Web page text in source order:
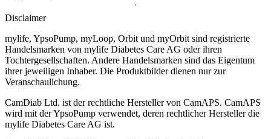
Disclaimer
mylife, YpsoPump, myLoop, Orbit und myOrbit sind registrierte
Handelsmarken von mylife Diabetes Care AG oder ihren
Tochtergesellschaften. Andere Handelsmarken sind das Eigentum
ihrer jeweiligen Inhaber. Die Produktbilder dienen nur zur
Veranschaulichung.
CamDiab Ltd. ist der rechtliche Hersteller von CamAPS. CamAPS
wird mit der YpsoPump verwendet, deren rechtlicher Hersteller die
mylife Diabetes Care AG ist.